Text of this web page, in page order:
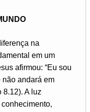
na
em um
afirmou: “Eu sou
não andará em
8.12). A luz